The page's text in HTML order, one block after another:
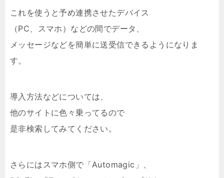
これを使うと予め連携させたデバイス
（PC、スマホ）などの間でデータ、
メッセージなどを簡単に送受信できるようになりま
す。
導入方法などについては、
他のサイトに色々乗ってるので
是非検索してみてください。
さらにはスマホ側で「Automagic」、